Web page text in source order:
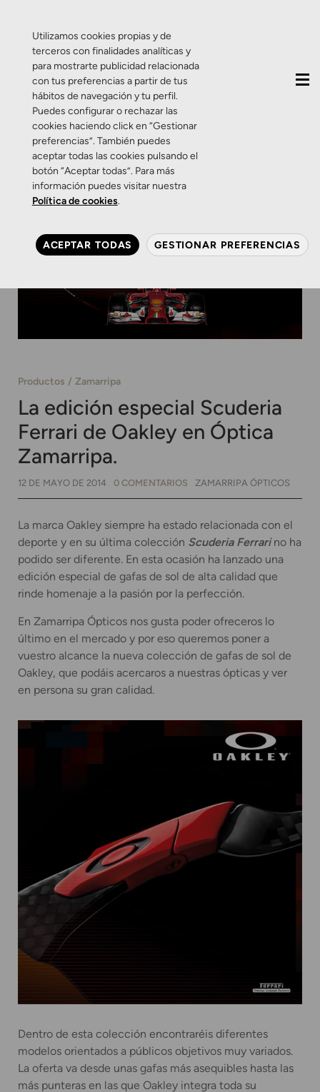
Productos Zamarripa
La edición especial Scuderia
Ferrari de Oakley en Óptica
Zamarripa.
12 DE MAYO DE 2014 0 COMENTARIOS ZAMARRIPA ÓPTICOS
La marca Oakley siempre ha estado relacionada con el
deporte y en su última colección Scuderia Ferrarino ha
podido ser diferente. En esta ocasión ha lanzado una
edición especial de gafas de sol de alta calidad que
rinde homenaje a la pasión por la perfección.
En Zamarripa Ópticos nos gusta poder ofreceros lo
último en el mercado y por eso queremos poner a
vuestro alcance la nueva colección de gafas de sol de
Oakley, que podáis acercaros a nuestras ópticas y ver
en persona su gran calidad.
Dentro de esta colección encontraréis diferentes
modelos orientados a públicos objetivos muy variados.
La oferta va desde unas gafas más asequibles hasta las
más punteras en las que Oakley integra toda su
Utilizamos cookies propias y de
terceros con finalidades analíticas y
para mostrarte publicidad relacionada
con tus preferencias a partir de tus
hábitos de navegación y tu perfil.
Puedes configurar o rechazar las
cookies haciendo click en “Gestionar
preferencias”. También puedes
aceptar todas las cookies pulsando el
botón “Aceptar todas”. Para más
información puedes visitar nuestra
Política de cookies.
ACEPTAR TODAS GESTIONAR PREFERENCIAS